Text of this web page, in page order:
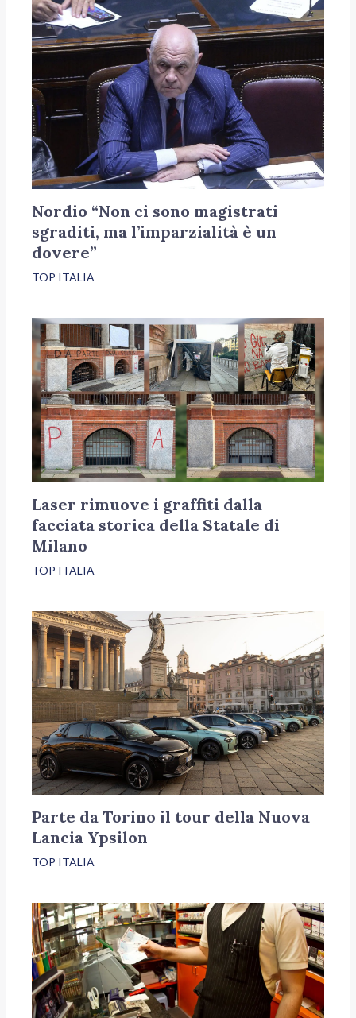
Nordio “Non ci sono magistrati
sgraditi, ma l’imparzialità è un
dovere”
TOP ITALIA
Laser rimuove i graffiti dalla
facciata storica della Statale di
Milano
TOP ITALIA
Parte da Torino il tour della Nuova
Lancia Ypsilon
TOP ITALIA